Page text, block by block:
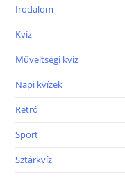
Irodalom
Kvíz
Műveltségi kvíz
Napi kvízek
Retró
Sport
Sztárkvíz